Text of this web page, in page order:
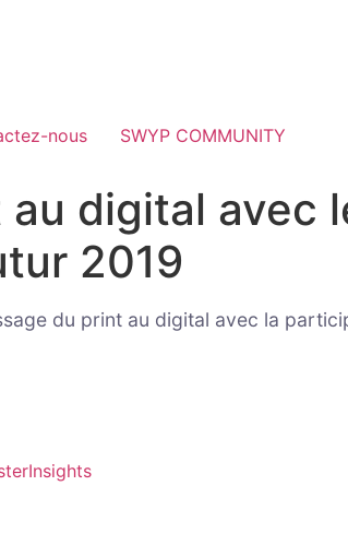
nous SWYP COMMUNITY
digital avec
2019
du print au digital avec la